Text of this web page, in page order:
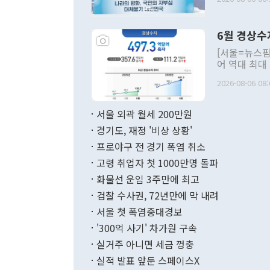
주의적 희망
관의 대북
관 부처 장
관의 무리한
다. [정동영 통일부 장관이 지난달 23일 오후 서울 종로구 정부서울청사에
무너졌다고
함께 4자 대
6월 경상
[서울=뉴스
어 역대 최
료=한국은행] 한국은행이 6일 발표한 '2026년 6월 국제수지(잠정)'
며 월간 기
196.9% 급
수출은
2026-08-06
서울 외곽 월세 200만원
경기도, 재정 '비상 상황'
프로야구 전 경기 폭염 취소
고령 취업자 첫 1000만명 돌파
화물선 운임 3주만에 최고
검찰 수사권, 72년만에 막 내려
서울 첫 폭염중대경보
'300억 사기' 차가원 구속
실거주 아니면 세금 껑충
실적 발표 앞둔 스페이스X